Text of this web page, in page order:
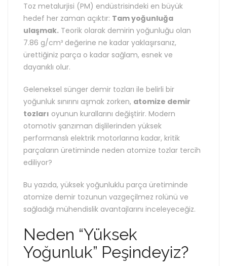
Toz metalurjisi (PM) endüstrisindeki en büyük
hedef her zaman açıktır: Tam yoğunluğa
ulaşmak. Teorik olarak demirin yoğunluğu olan
7.86 g/cm³ değerine ne kadar yaklaşırsanız,
ürettiğiniz parça o kadar sağlam, esnek ve
dayanıklı olur.
Geleneksel sünger demir tozları ile belirli bir
yoğunluk sınırını aşmak zorken, atomize demir
tozları oyunun kurallarını değiştirir. Modern
otomotiv şanzıman dişlilerinden yüksek
performanslı elektrik motorlarına kadar, kritik
parçaların üretiminde neden atomize tozlar tercih
ediliyor?
Bu yazıda, yüksek yoğunluklu parça üretiminde
atomize demir tozunun vazgeçilmez rolünü ve
sağladığı mühendislik avantajlarını inceleyeceğiz.
Neden “Yüksek
Yoğunluk” Peşindeyiz?